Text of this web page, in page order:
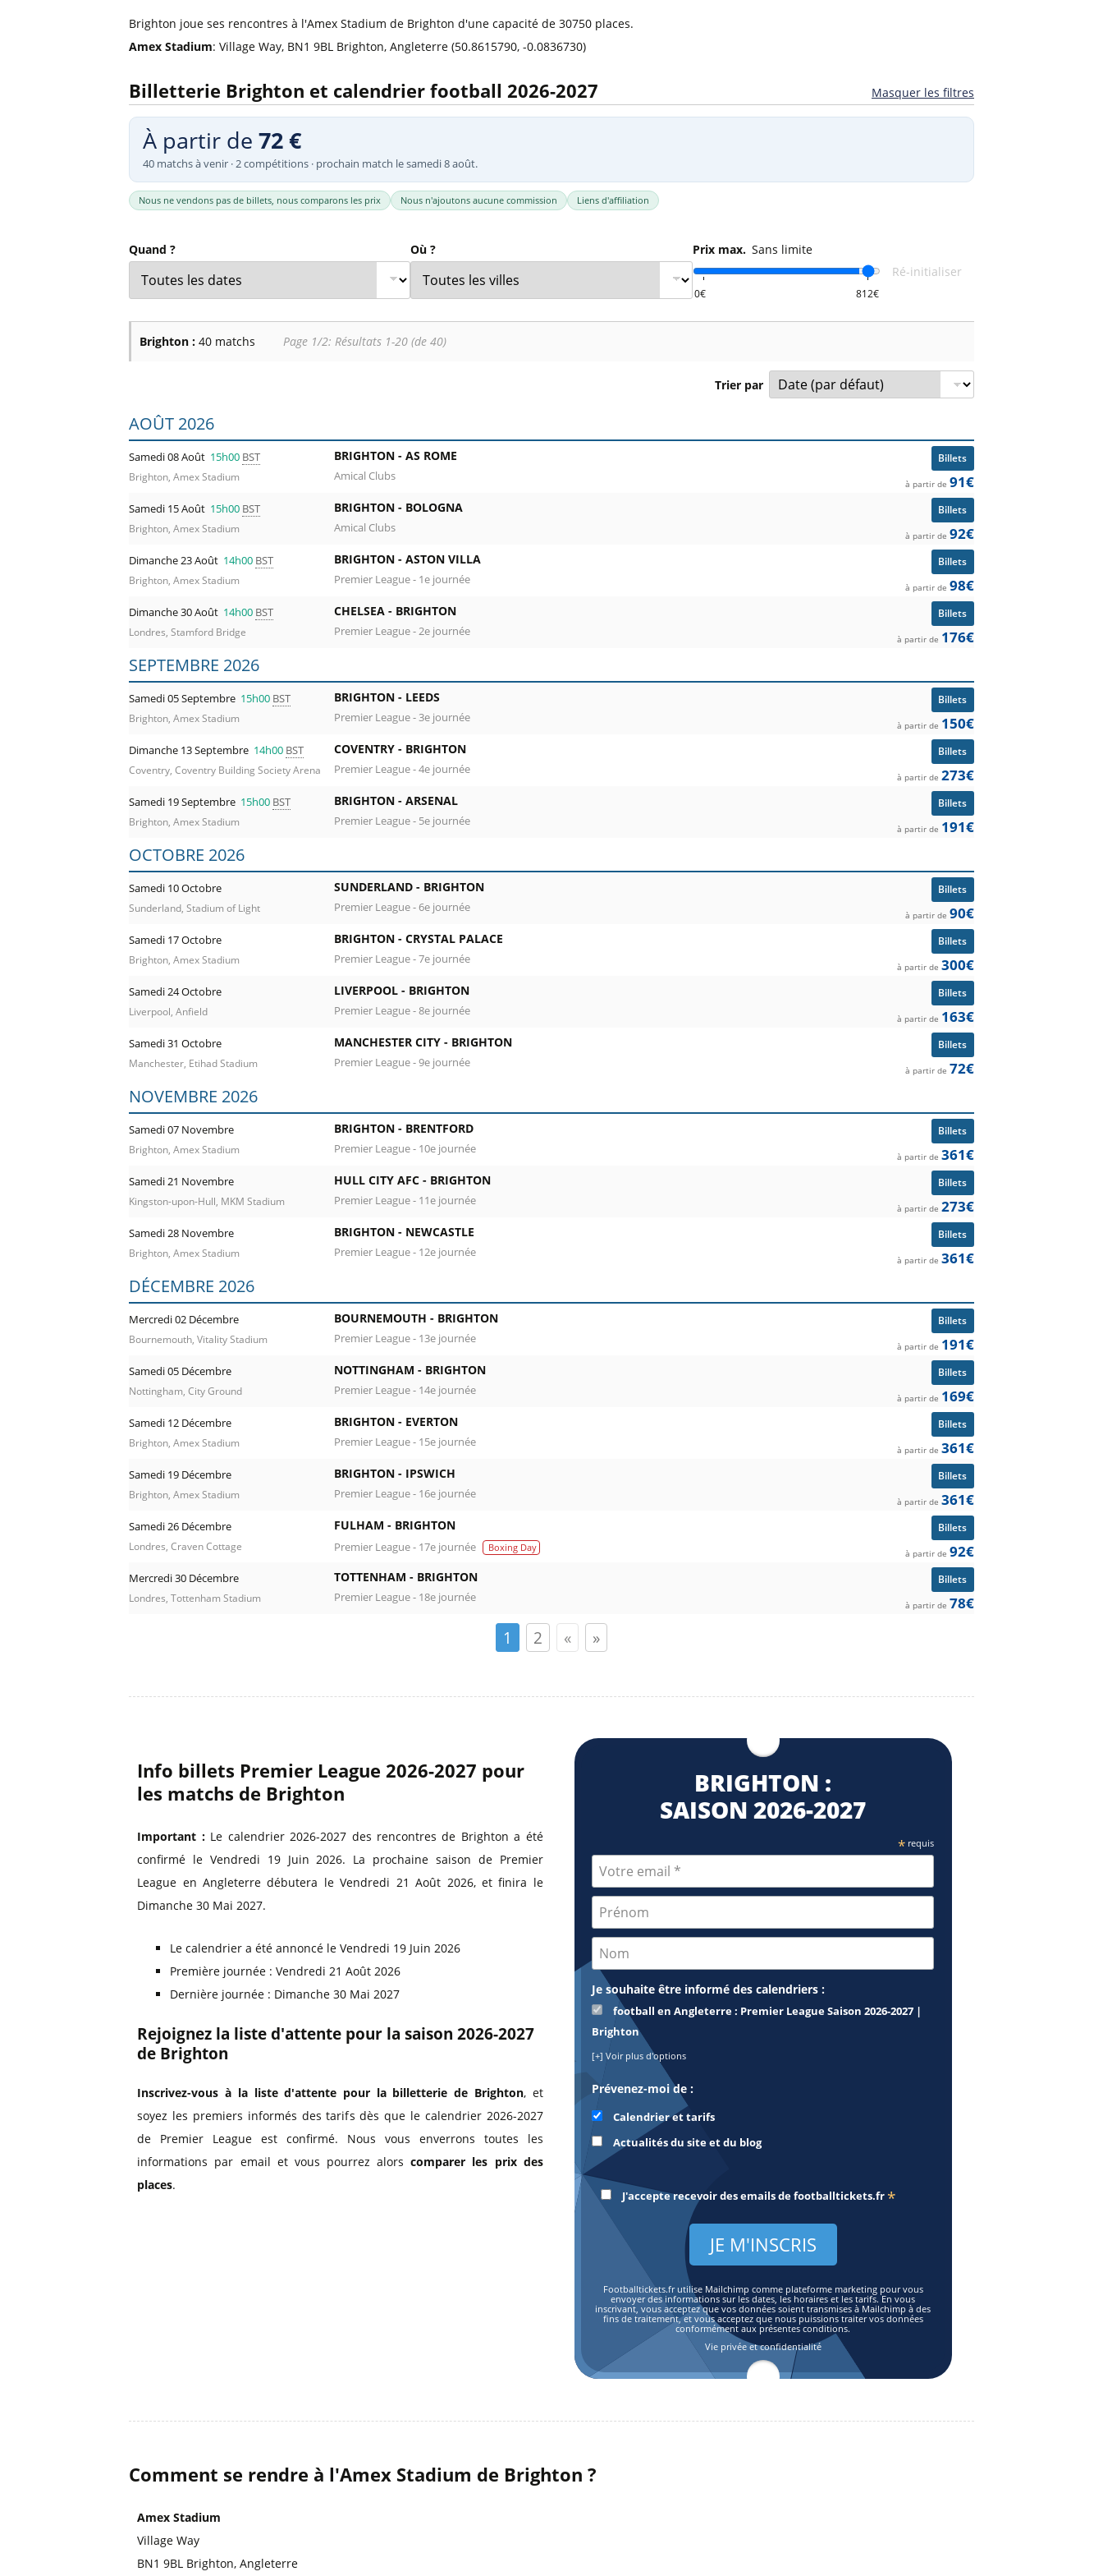
Billets Eredivisie Pays-Bas
Billets Pro League Belgique
Billets Saudi Pro League
Billets Euro 2028
Billets Copa América
Munich
Brighton joue ses rencontres à l'Amex Stadium de Brighton d'une capacité de 30750 places.
Amex Stadium: Village Way, BN1 9BL Brighton, Angleterre (50.8615790, -0.0836730)
Billetterie Brighton et calendrier football 2026-2027 Masquer les filtres
À partir de 72 €
40 matchs à venir · 2 compétitions · prochain match le samedi 8 août.
Nous ne vendons pas de billets, nous comparons les prix Nous n'ajoutons aucune commission Liens d'affiliation
Quand ? Où ? Prix max. Sans limite
Ré-initialiser
Brighton : 40 matchs Page 1/2: Résultats 1-20 (de 40)
Trier par
Liste des prochains matchs : Brighton. Colonne 1 : date, horaire et stade. Colonne 2 : rencontre, compétition et prix à partir de.
AOÛT 2026
Samedi 08 Août 15h00 BST
Brighton, Amex Stadium
Billets
BRIGHTON - AS ROME
Amical Clubs
à partir de 91€
Samedi 15 Août 15h00 BST
Brighton, Amex Stadium
Billets
BRIGHTON - BOLOGNA
Amical Clubs
à partir de 92€
Dimanche 23 Août 14h00 BST
Brighton, Amex Stadium
Billets
BRIGHTON - ASTON VILLA
Premier League - 1e journée
à partir de 98€
Dimanche 30 Août 14h00 BST
Londres, Stamford Bridge
Billets
CHELSEA - BRIGHTON
Premier League - 2e journée
à partir de 176€
SEPTEMBRE 2026
Samedi 05 Septembre 15h00 BST
Brighton, Amex Stadium
Billets
BRIGHTON - LEEDS
Premier League - 3e journée
à partir de 150€
Dimanche 13 Septembre 14h00 BST
Coventry, Coventry Building Society Arena
Billets
COVENTRY - BRIGHTON
Premier League - 4e journée
à partir de 273€
Samedi 19 Septembre 15h00 BST
Brighton, Amex Stadium
Billets
BRIGHTON - ARSENAL
Premier League - 5e journée
à partir de 191€
OCTOBRE 2026
Samedi 10 Octobre
Sunderland, Stadium of Light
Billets
SUNDERLAND - BRIGHTON
Premier League - 6e journée
à partir de 90€
Samedi 17 Octobre
Brighton, Amex Stadium
Billets
BRIGHTON - CRYSTAL PALACE
Premier League - 7e journée
à partir de 300€
Samedi 24 Octobre
Liverpool, Anfield
Billets
LIVERPOOL - BRIGHTON
Premier League - 8e journée
à partir de 163€
Samedi 31 Octobre
Manchester, Etihad Stadium
Billets
MANCHESTER CITY - BRIGHTON
Premier League - 9e journée
à partir de 72€
NOVEMBRE 2026
Samedi 07 Novembre
Brighton, Amex Stadium
Billets
BRIGHTON - BRENTFORD
Premier League - 10e journée
à partir de 361€
Samedi 21 Novembre
Kingston-upon-Hull, MKM Stadium
Billets
HULL CITY AFC - BRIGHTON
Premier League - 11e journée
à partir de 273€
Samedi 28 Novembre
Brighton, Amex Stadium
Billets
BRIGHTON - NEWCASTLE
Premier League - 12e journée
à partir de 361€
DÉCEMBRE 2026
Mercredi 02 Décembre
Bournemouth, Vitality Stadium
Billets
BOURNEMOUTH - BRIGHTON
Premier League - 13e journée
à partir de 191€
Samedi 05 Décembre
Nottingham, City Ground
Billets
NOTTINGHAM - BRIGHTON
Premier League - 14e journée
à partir de 169€
Samedi 12 Décembre
Brighton, Amex Stadium
Billets
BRIGHTON - EVERTON
Premier League - 15e journée
à partir de 361€
Samedi 19 Décembre
Brighton, Amex Stadium
Billets
BRIGHTON - IPSWICH
Premier League - 16e journée
à partir de 361€
Samedi 26 Décembre
Londres, Craven Cottage
Billets
FULHAM - BRIGHTON
Premier League - 17e journée Boxing Day à partir de 92€
Mercredi 30 Décembre
Londres, Tottenham Stadium
Billets
TOTTENHAM - BRIGHTON
Premier League - 18e journée
à partir de 78€
1 2 « »
Info billets Premier League 2026-2027 pour
les matchs de Brighton
Important :Le calendrier 2026-2027 des rencontres de Brighton a été
confirmé le Vendredi 19 Juin 2026. La prochaine saison de Premier
League en Angleterre débutera le Vendredi 21 Août 2026, et finira le
Dimanche 30 Mai 2027.
Le calendrier a été annoncé le Vendredi 19 Juin 2026
Première journée : Vendredi 21 Août 2026
Dernière journée : Dimanche 30 Mai 2027
Rejoignez la liste d'attente pour la saison 2026-2027
de Brighton
Inscrivez-vous à la liste d'attente pour la billetterie de Brighton, et
soyez les premiers informés des tarifs dès que le calendrier 2026-2027
de Premier League est confirmé. Nous vous enverrons toutes les
informations par email et vous pourrez alorscomparer les prix des
places.
BRIGHTON :
SAISON 2026⁠-2027
* requis
Je souhaite être informé des calendriers :
football en Angleterre : Premier League Saison 2026-2027 |
Brighton
[+] Voir plus d'options
Prévenez-moi de :
Calendrier et tarifs
Actualités du site et du blog
J'accepte recevoir des emails defootballtickets.fr *
Footballtickets.fr utilise Mailchimp comme plateforme marketing pour vous
envoyer des informations sur les dates, les horaires et les tarifs. En vous
inscrivant, vous acceptez que vos données soient transmises à Mailchimp à des
fins de traitement, et vous acceptez que nous puissions traiter vos données
conformément aux présentes conditions.
Vie privée et confidentialité
Comment se rendre à l'Amex Stadium de Brighton ?
Amex Stadium
Village Way
BN1 9BL Brighton, Angleterre